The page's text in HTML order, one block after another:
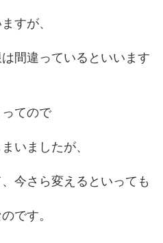
すが、
間違っているといいます
てので
いましたが、
今さら変えるといっても
です。